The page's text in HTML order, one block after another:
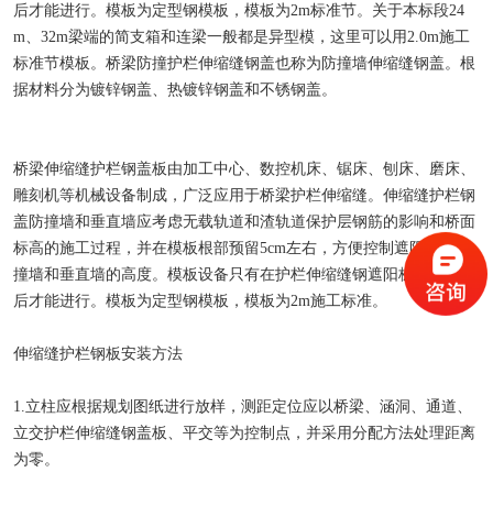
后才能进行。模板为定型钢模板，模板为2m标准节。关于本标段24
m、32m梁端的简支箱和连梁一般都是异型模，这里可以用2.0m施工
标准节模板。桥梁防撞护栏伸缩缝钢盖也称为防撞墙伸缩缝钢盖。根
据材料分为镀锌钢盖、热镀锌钢盖和不锈钢盖。
桥梁伸缩缝护栏钢盖板由加工中心、数控机床、锯床、刨床、磨床、
雕刻机等机械设备制成，广泛应用于桥梁护栏伸缩缝。伸缩缝护栏钢
盖防撞墙和垂直墙应考虑无载轨道和渣轨道保护层钢筋的影响和桥面
标高的施工过程，并在模板根部预留5cm左右，方便控制遮阳板、防
撞墙和垂直墙的高度。模板设备只有在护栏伸缩缝钢遮阳板检验合格
后才能进行。模板为定型钢模板，模板为2m施工标准。
伸缩缝护栏钢板安装方法
1.立柱应根据规划图纸进行放样，测距定位应以桥梁、涵洞、通道、
立交护栏伸缩缝钢盖板、平交等为控制点，并采用分配方法处理距离
为零。
路缘石模具
排水槽模具
预制块模具
遮板模具